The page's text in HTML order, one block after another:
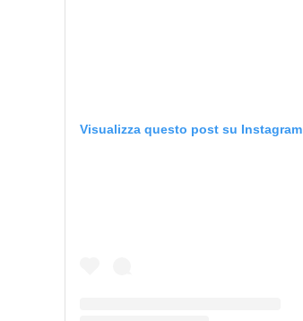
Visualizza questo post su Instagram